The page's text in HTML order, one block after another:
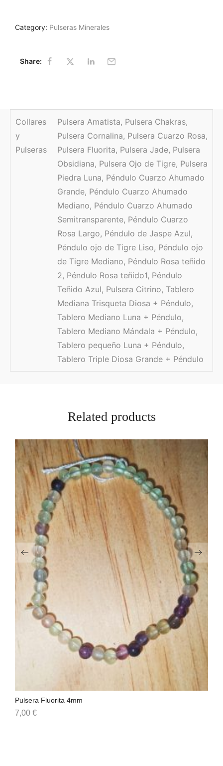
Category: Pulseras Minerales
Share:
Collares
y
Pulseras
Pulsera Amatista, Pulsera Chakras,
Pulsera Cornalina, Pulsera Cuarzo Rosa,
Pulsera Fluorita, Pulsera Jade, Pulsera
Obsidiana, Pulsera Ojo de Tigre, Pulsera
Piedra Luna, Péndulo Cuarzo Ahumado
Grande, Péndulo Cuarzo Ahumado
Mediano, Péndulo Cuarzo Ahumado
Semitransparente, Péndulo Cuarzo
Rosa Largo, Péndulo de Jaspe Azul,
Péndulo ojo de Tigre Liso, Péndulo ojo
de Tigre Mediano, Péndulo Rosa teñido
2, Péndulo Rosa teñido1, Péndulo
Teñido Azul, Pulsera Citrino, Tablero
Mediana Trisqueta Diosa + Péndulo,
Tablero Mediano Luna + Péndulo,
Tablero Mediano Mándala + Péndulo,
Tablero pequeño Luna + Péndulo,
Tablero Triple Diosa Grande + Péndulo
Related products
Pulsera Fluorita 4mm
7,00 €